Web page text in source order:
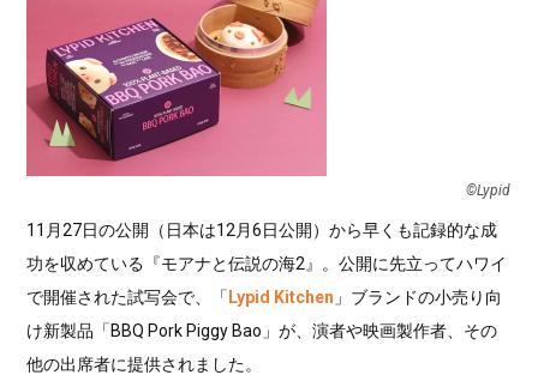
©︎Lypid
11月27日の公開（日本は12月6日公開）から早くも記録的な成
功を収めている『モアナと伝説の海2』。公開に先立ってハワイ
で開催された試写会で、「 Lypid Kitchen 」ブランドの小売り向
け新製品「BBQ Pork Piggy Bao」が、演者や映画製作者、その
他の出席者に提供されました。